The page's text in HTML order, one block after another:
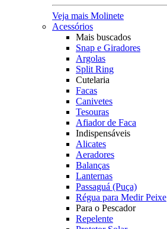
Veja mais Molinete
Acessórios
Mais buscados
Snap e Giradores
Argolas
Split Ring
Cutelaria
Facas
Canivetes
Tesouras
Afiador de Faca
Indispensáveis
Alicates
Aeradores
Balanças
Lanternas
Passaguá (Puça)
Régua para Medir Peixe
Para o Pescador
Repelente